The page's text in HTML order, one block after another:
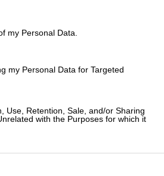
my Personal Data.
my Personal Data for Targeted
Use, Retention, Sale, and/or Sharing
with the Purposes for which it
απουσίας επαρκούς
στις ιδιαίτερες
βαρέως τύπου, η ανάγκη
συνεργασία με την
το εύλογο της δαπάνης για
του αντικειμένου,
για την
ενός έτους,
προσωπικού της Yutong
ως οι βασικότεροι λόγοι